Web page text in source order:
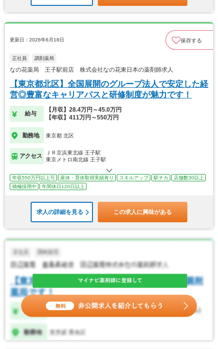
更新日：2026年6月18日 保存する
正社員 調剤薬局
なの花薬局 王子駅前店 株式会社なの花東日本の薬剤師求人
【東京都北区】全国展開のグループ法人で安定した経
営◎豊富なキャリアパスと研修制度が魅力です！
給与
【月収】28.4万円～45.0万円
【年収】411万円～550万円
勤務地 東京都 北区
アクセス
ＪＲ京浜東北線 王子駅
東京メトロ南北線 王子駅
年収550万円以上可 産休・育休取得実績有り スキルアップ 駅チカ
店舗数30以上
積極採用中
年間休日120日以上
求人の詳細を見る この求人に興味がある